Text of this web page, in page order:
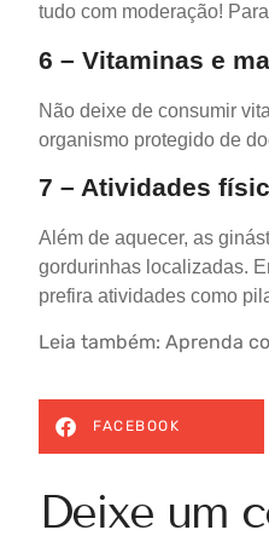
tudo com moderação!
6 – Vitaminas e
Não deixe de consumir
organismo protegido de
7 – Atividades
Além de aquecer, as
gordurinhas localizadas.
prefira atividades como
Leia também: Aprenda
FACEBOOK
Deixe um